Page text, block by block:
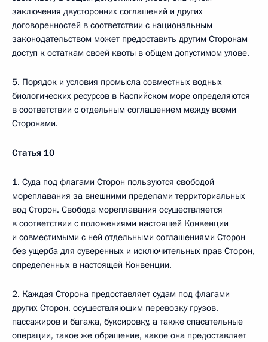
заключения двусторонних соглашений и других
договоренностей в соответствии с национальным
законодательством может предоставить другим Сторонам
доступ к остаткам своей квоты в общем допустимом улове.
5. Порядок и условия промысла совместных водных
биологических ресурсов в Каспийском море определяются
в соответствии с отдельным соглашением между всеми
Сторонами.
Статья 10
1. Суда под флагами Сторон пользуются свободой
мореплавания за внешними пределами территориальных
вод Сторон. Свобода мореплавания осуществляется
в соответствии с положениями настоящей Конвенции
и совместимыми с ней отдельными соглашениями Сторон
без ущерба для суверенных и исключительных прав Сторон,
определенных в настоящей Конвенции.
2. Каждая Сторона предоставляет судам под флагами
других Сторон, осуществляющим перевозку грузов,
пассажиров и багажа, буксировку, а также спасательные
операции, такое же обращение, какое она предоставляет